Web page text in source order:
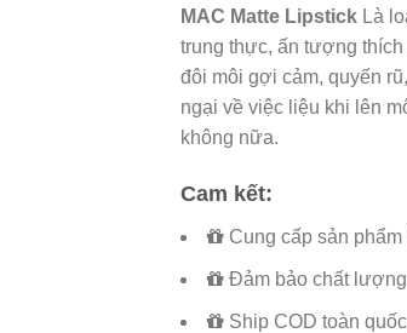
MAC Matte Lipstick Là
trung thực, ấn tượng
đôi môi gợi cảm, quyến
ngại về việc liệu khi lên
không nữa.
Cam kết:
Cung cấp sản
Đảm bảo chất
Ship COD toàn